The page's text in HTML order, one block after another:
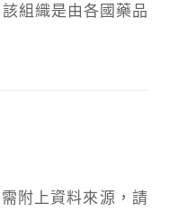
組織是由各國藥品
附上資料來源，請